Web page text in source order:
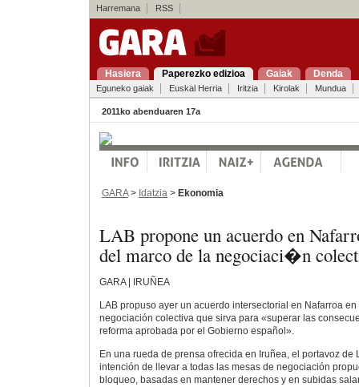
Harremana RSS
Hasiera Paperezko edizioa Gaiak Denda
Eguneko gaiak Euskal Herria Iritzia Kirolak Mundua
2011ko abenduaren 17a
GARA> Idatzia > Ekonomia
LAB propone un acuerdo en
del marco de la negociaci�n
GARA | IRUÑEA
LAB propuso ayer un acuerdo intersectorial en Nafarroa
negociación colectiva que sirva para «superar las
reforma aprobada por el Gobierno español».
En una rueda de prensa ofrecida en Iruñea, el portavoz de
intención de llevar a todas las mesas de negociación
bloqueo, basadas en mantener derechos y en subidas